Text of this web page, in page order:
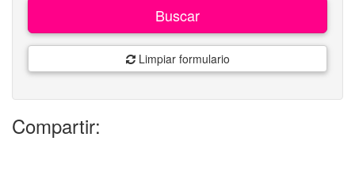
Buscar
Limpiar formulario
Compartir: